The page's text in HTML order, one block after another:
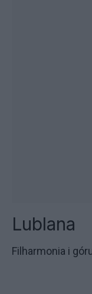
Lublana
Filharmonia i